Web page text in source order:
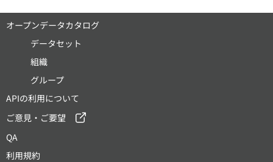
オープンデータカタログ
データセット
組織
グループ
APIの利用について
ご意見・ご要望
QA
利用規約